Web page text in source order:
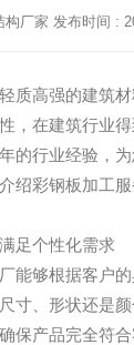
构厂家 发布时间 :
质高强的建筑
，在建筑行业
的行业经验，
绍彩钢板加工服
足个性化需求
能够根据客户
寸、形状还是
保产品完全符